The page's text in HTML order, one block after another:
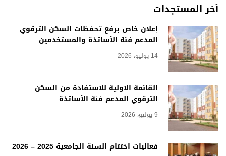
آخر المستجدات
إعلان خاص برفع تحفظات السكن الترقوي
المدعم فئة الأساتذة والمستخدمين
14 يوليو، 2026
القائمة الأولية للاستفادة من السكن
الترقوي المدعم فئة الأساتذة
9 يوليو، 2026
فعاليات اختتام السنة الجامعية 2025 – 2026